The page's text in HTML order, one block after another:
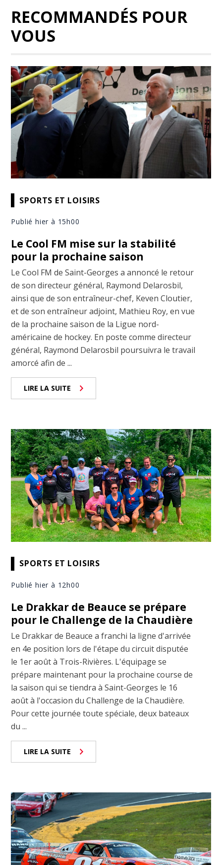
RECOMMANDÉS POUR
VOUS
SPORTS ET LOISIRS
Publié hier à 15h00
Le Cool FM mise sur la stabilité
pour la prochaine saison
Le Cool FM de Saint-Georges a annoncé le retour
de son directeur général, Raymond Delarosbil,
ainsi que de son entraîneur-chef, Keven Cloutier,
et de son entraîneur adjoint, Mathieu Roy, en vue
de la prochaine saison de la Ligue nord-
américaine de hockey. En poste comme directeur
général, Raymond Delarosbil poursuivra le travail
amorcé afin de ...
LIRE LA SUITE
SPORTS ET LOISIRS
Publié hier à 12h00
Le Drakkar de Beauce se prépare
pour le Challenge de la Chaudière
Le Drakkar de Beauce a franchi la ligne d'arrivée
en 4e position lors de l'étape du circuit disputée
le 1er août à Trois-Rivières. L'équipage se
prépare maintenant pour la prochaine course de
la saison qui se tiendra à Saint-Georges le 16
août à l'occasion du Challenge de la Chaudière.
Pour cette journée toute spéciale, deux bateaux
du ...
LIRE LA SUITE